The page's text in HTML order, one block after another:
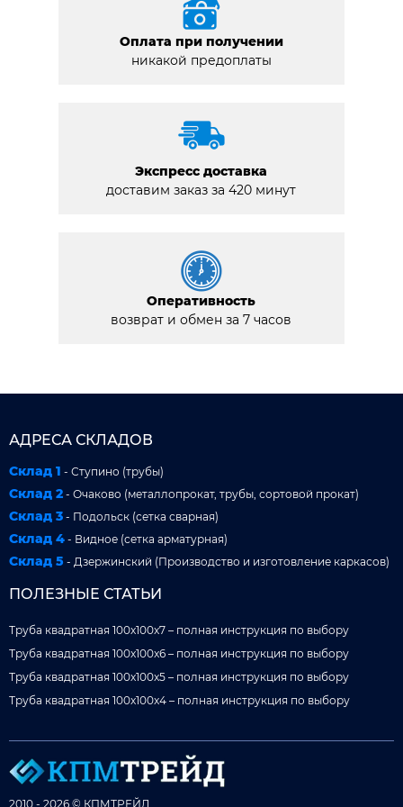
Оплата при получении
никакой предоплаты
Экспресс доставка
доставим заказ за 420 минут
Оперативность
возврат и обмен за 7 часов
АДРЕСА СКЛАДОВ
Склад 1 - Ступино (трубы)
Склад 2 - Очаково (металлопрокат, трубы, сортовой прокат)
Склад 3 - Подольск (сетка сварная)
Склад 4 - Видное (сетка арматурная)
Склад 5 - Дзержинский (Производство и изготовление каркасов)
ПОЛЕЗНЫЕ СТАТЬИ
Труба квадратная 100x100x7 – полная инструкция по выбору
Труба квадратная 100x100x6 – полная инструкция по выбору
Труба квадратная 100x100x5 – полная инструкция по выбору
Труба квадратная 100x100x4 – полная инструкция по выбору
2010 - 2026 © КПМТРЕЙД